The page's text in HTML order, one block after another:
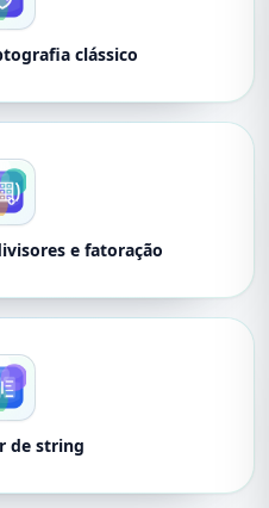
clássico
e fatoração
de string